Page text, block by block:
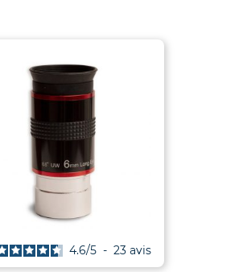
4.6/5 - 23 avis